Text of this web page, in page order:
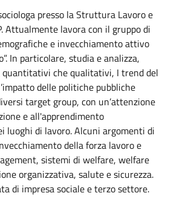
presso la Struttura Lavoro e
Attualmente lavora con il gruppo di
e invecchiamento attivo
In particolare, studia e analizza,
che qualitativi, I trend del
delle politiche pubbliche
target group, con un’attenzione
e all'apprendimento
luoghi di lavoro. Alcuni argomenti di
della forza lavoro e
sistemi di welfare, welfare
organizzativa, salute e sicurezza.
di impresa sociale e terzo settore.